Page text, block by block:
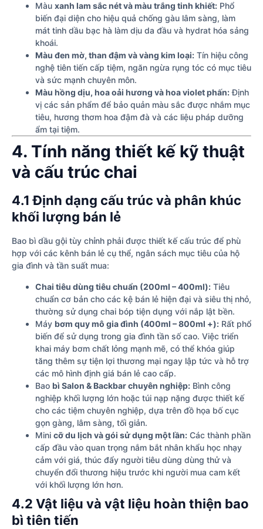
Màu xanh lam sắc nét và màu trắng tinh khiết: Phổ
biến đại diện cho hiệu quả chống gàu lâm sàng, làm
mát tinh dầu bạc hà làm dịu da đầu và hydrat hóa sảng
khoái.
Màu đen mờ, than đậm và vàng kim loại: Tín hiệu công
nghệ tiên tiến cấp tiệm, ngăn ngừa rụng tóc có mục tiêu
và sức mạnh chuyên môn.
Màu hồng dịu, hoa oải hương và hoa violet phấn:Định
vị các sản phẩm để bảo quản màu sắc được nhắm mục
tiêu, hương thơm hoa đậm đà và các liệu pháp dưỡng
ẩm tại tiệm.
4. Tính năng thiết kế kỹ thuật
và cấu trúc chai
4.1 Định dạng cấu trúc và phân khúc
khối lượng bán lẻ
Bao bì dầu gội tùy chỉnh phải được thiết kế cấu trúc để phù
hợp với các kênh bán lẻ cụ thể, ngân sách mục tiêu của hộ
gia đình và tần suất mua:
Chai tiêu dùng tiêu chuẩn (200ml – 400ml): Tiêu
chuẩn cơ bản cho các kệ bán lẻ hiện đại và siêu thị nhỏ,
thường sử dụng chai bóp tiện dụng với nắp lật bền.
Máy bơm quy mô gia đình (400ml – 800ml +): Rất phổ
biến để sử dụng trong gia đình tần số cao. Việc triển
khai máy bơm chất lỏng mạnh mẽ, có thể khóa giúp
tăng thêm sự tiện lợi thương mại ngay lập tức và hỗ trợ
các mô hình định giá bán lẻ cao cấp.
Bao bì Salon & Backbar chuyên nghiệp: Bình công
nghiệp khối lượng lớn hoặc túi nạp nặng được thiết kế
cho các tiệm chuyên nghiệp, dựa trên đồ họa bố cục
gọn gàng, lâm sàng, tối giản.
Mini cỡ du lịch và gói sử dụng một lần: Các thành phần
cấp đầu vào quan trọng nắm bắt nhân khẩu học nhạy
cảm với giá, thúc đẩy người tiêu dùng dùng thử và
chuyển đổi thương hiệu trước khi người mua cam kết
với khối lượng lớn hơn.
4.2 Vật liệu và vật liệu hoàn thiện bao
bì tiên tiến